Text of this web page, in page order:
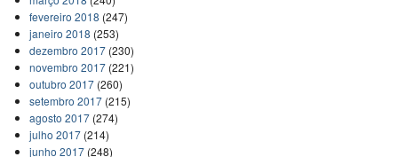
fevereiro 2018 (247)
janeiro 2018 (253)
dezembro 2017(230)
novembro 2017(221)
outubro 2017(260)
setembro 2017(215)
agosto 2017(274)
julho 2017(214)
junho 2017(248)